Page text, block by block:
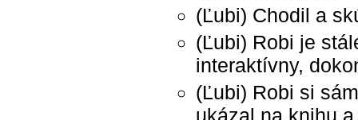
(Ľubi) Chodil a
(Ľubi) Robi je
interaktívny,
(Ľubi) Robi si
ukázal na knihu